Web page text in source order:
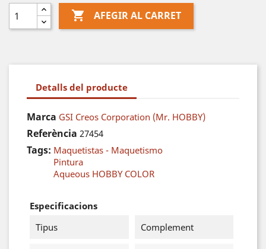
 AFEGIR AL CARRET
Detalls del producte
Marca GSI Creos Corporation (Mr. HOBBY)
Referència 27454
Tags: Maquetistas - Maquetismo
Pintura
Aqueous HOBBY COLOR
Especificacions
Tipus
Complement